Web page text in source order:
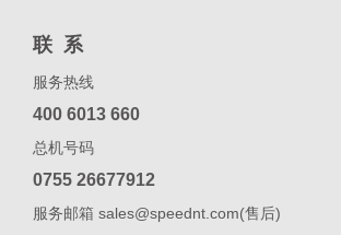
联系
服务热线
400 6013 660
总机号码
0755 26677912
服务邮箱 sales@speednt.com(售后)